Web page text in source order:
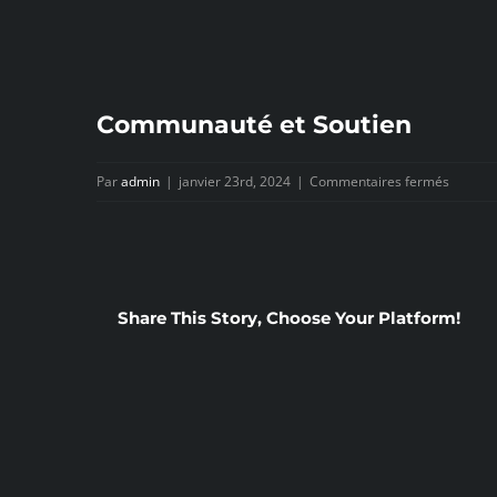
Communauté et Soutien
Paradmin | janvier 23rd, 2024 | Commentaires fermés
Share This Story, Choose Your Platform!